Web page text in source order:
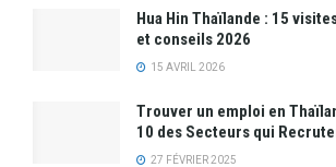
Hua Hin Thaïlande : 15
et conseils 2026
15 AVRIL 2026
Trouver un emploi en
10 des Secteurs qui
27 FÉVRIER 2025